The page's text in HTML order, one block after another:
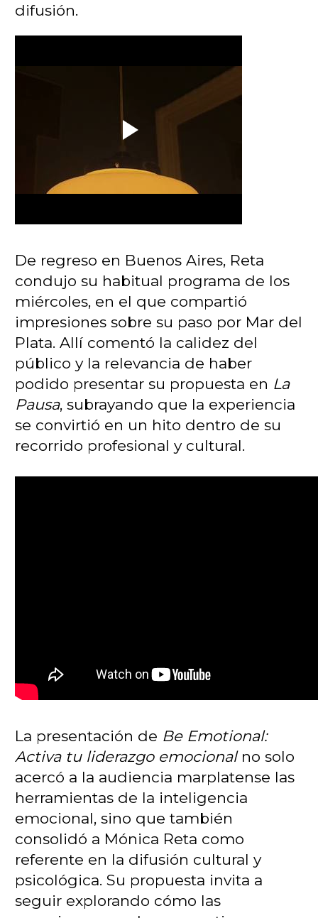
difusión.
De regreso en Buenos Aires, Reta
condujo su habitual programa de los
miércoles, en el que compartió
impresiones sobre su paso por Mar del
Plata. Allí comentó la calidez del
público y la relevancia de haber
podido presentar su propuesta en La
Pausa, subrayando que la experiencia
se convirtió en un hito dentro de su
recorrido profesional y cultural.
La presentación de Be Emotional:
Activa tu liderazgo emocionalno solo
acercó a la audiencia marplatense las
herramientas de la inteligencia
emocional, sino que también
consolidó a Mónica Reta como
referente en la difusión cultural y
psicológica. Su propuesta invita a
seguir explorando cómo las